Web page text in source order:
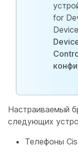
for
Настраиваемый
следующих
Телефоны